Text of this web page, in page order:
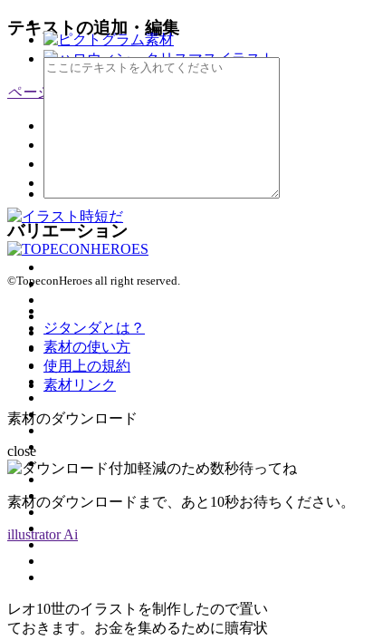
テキストの追加・編集
バリエーション
レオ10世のイラストを制作したので置い
ておきます。お金を集めるために贖宥状
ページトップ
©TopeconHeroes all right reserved.
ジタンダとは？
素材の使い方
使用上の規約
素材リンク
素材のダウンロード
close
素材のダウンロードまで、あと 10秒お待ちください。
illustrator Ai